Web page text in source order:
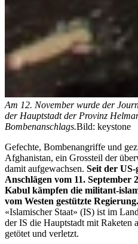
Am 12. November wurde der
der Hauptstadt der Provinz
Bombenanschlags.Bild: keystone
Gefechte, Bombenangriffe und
Afghanistan, ein Grossteil der
damit aufgewachsen. Seit der
Anschlägen vom 11.
Kabul kämpfen die militant-
vom Westen gestützte Regierung.
«Islamischer Staat» (IS) ist im
der IS die Hauptstadt mit Raketen
getötet und verletzt.